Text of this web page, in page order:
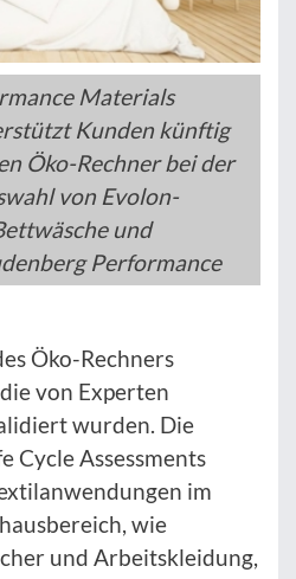
Materials
Kunden künftig
Öko-Rechner bei der
von Evolon-
und
Performance
Öko-Rechners
von Experten
wurden. Die
Cycle Assessments
im
wie
und Arbeitskleidung,